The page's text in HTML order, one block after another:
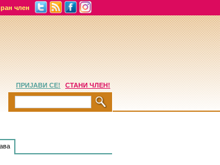
член
ПРИЈАВИ СЕ! СТАНИ ЧЛЕН!